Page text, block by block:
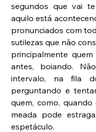
segundos que vai
aquilo está
pronunciados com
sutilezas que não
principalmente
antes, boiando.
intervalo, na fila
perguntando e
quem, como,
meada pode
espetáculo.